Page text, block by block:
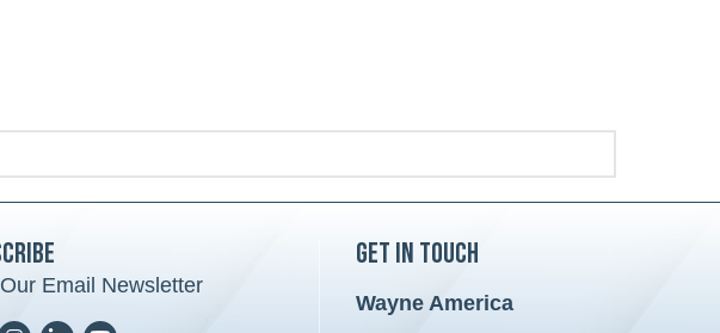
Email Newsletter
Get in Touch
Wayne America